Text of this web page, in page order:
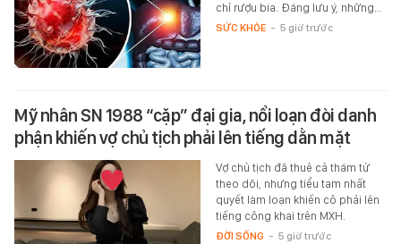
chỉ rượu bia. Đáng lưu ý, những…
SỨC KHỎE - 5 giờ trước
Mỹ nhân SN 1988 “cặp” đại gia, nổi loạn đòi danh
phận khiến vợ chủ tịch phải lên tiếng dằn mặt
Vợ chủ tịch đã thuê cả thám tử
theo dõi, nhưng tiểu tam nhất
quyết làm loạn khiến cô phải lên
tiếng công khai trên MXH.
ĐỜI SỐNG - 5 giờ trước